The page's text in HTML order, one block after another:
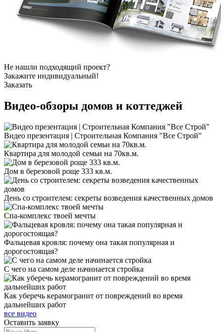
Не нашли подходящий проект?
Закажите индивидуальный!
Заказать
Видео-обзоры домов и коттеджей
Видео презентация | Строительная Компания "Все Строй"
Квартира для молодой семьи на 70кв.м.
Дом в березовой роще 333 кв.м.
День со строителем: секреты возведения качественных домов
Спа-комплекс твоей мечты
Фальцевая кровля: почему она такая популярная и
дорогостоящая?
С чего на самом деле начинается стройка
Как уберечь керамогранит от повреждений во время
дальнейших работ
все видео
Оставить заявку